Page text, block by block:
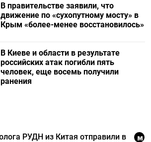
В правительстве заявили, что
движение по «сухопутному мосту» в
Крым «более-менее восстановилось»
В Киеве и области в результате
российских атак погибли пять
человек, еще восемь получили
ранения